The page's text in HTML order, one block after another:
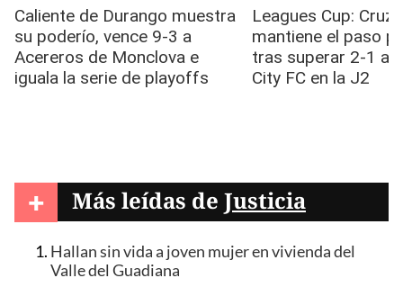
+ Más leídas de Justicia
Hallan sin vida a joven mujer en vivienda del
Valle del Guadiana